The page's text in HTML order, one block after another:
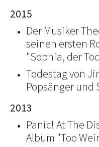
2015
Der Musiker
seinen ersten
"Sophia, der
Todestag von
Popsänger und
2013
Panic! At The
Album "Too